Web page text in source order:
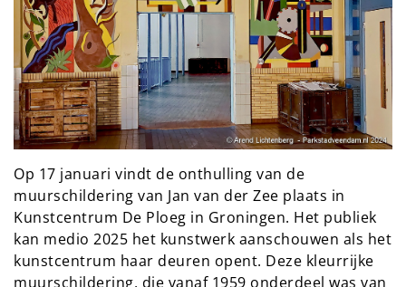
Op 17 januari vindt de onthulling van de
muurschildering van Jan van der Zee plaats in
Kunstcentrum De Ploeg in Groningen. Het publiek
kan medio 2025 het kunstwerk aanschouwen als het
kunstcentrum haar deuren opent. Deze kleurrijke
muurschildering, die vanaf 1959 onderdeel was van